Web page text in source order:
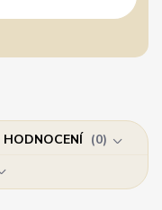
HODNOCENÍ
0